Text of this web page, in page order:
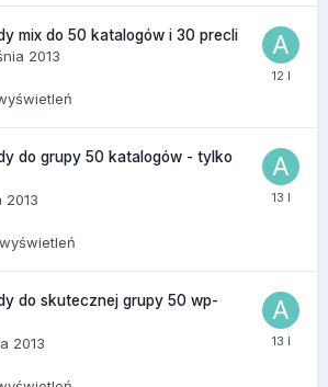
mix do 50 katalogów i 30 precli
2013
do grupy 50 katalogów - tylko
2013
wyświetleń
do skutecznej grupy 50 wp-
2013